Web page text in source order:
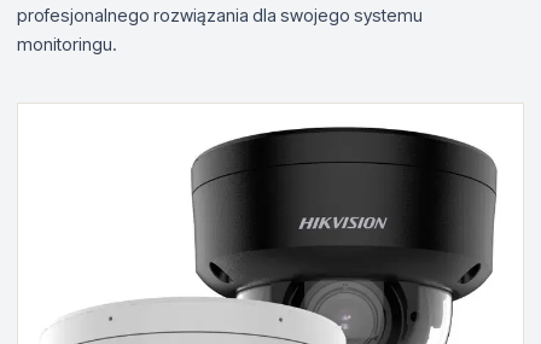
profesjonalnego rozwiązania dla swojego systemu
monitoringu.